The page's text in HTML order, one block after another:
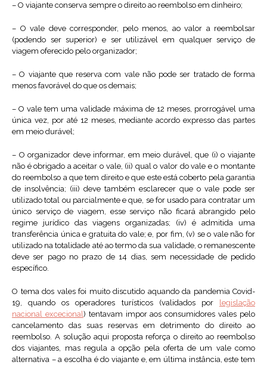
– O viajante conserva sempre o direito ao reembolso em dinheiro;
– O vale deve corresponder, pelo menos, ao valor a reembolsar
(podendo ser superior) e ser utilizável em qualquer serviço de
viagem oferecido pelo organizador;
– O viajante que reserva com vale não pode ser tratado de forma
menos favorável do que os demais;
– O vale tem uma validade máxima de 12 meses, prorrogável uma
única vez, por até 12 meses, mediante acordo expresso das partes
em meio durável;
– O organizador deve informar, em meio durável, que (i) o viajante
não é obrigado a aceitar o vale, (ii) qual o valor do vale e o montante
do reembolso a que tem direito e que este está coberto pela garantia
de insolvência; (iii) deve também esclarecer que o vale pode ser
utilizado total ou parcialmente e que, se for usado para contratar um
único serviço de viagem, esse serviço não ficará abrangido pelo
regime jurídico das viagens organizadas; (iv) é admitida uma
transferência única e gratuita do vale; e, por fim, (v) se o vale não for
utilizado na totalidade até ao termo da sua validade, o remanescente
deve ser pago no prazo de 14 dias, sem necessidade de pedido
específico.
O tema dos vales foi muito discutido aquando da pandemia Covid-
19, quando os operadores turísticos (validados por legislação
nacional excecional) tentavam impor aos consumidores vales pelo
cancelamento das suas reservas em detrimento do direito ao
reembolso. A solução aqui proposta reforça o direito ao reembolso
dos viajantes, mas regula a opção pela oferta de um vale como
alternativa – a escolha é do viajante e, em última instância, este tem